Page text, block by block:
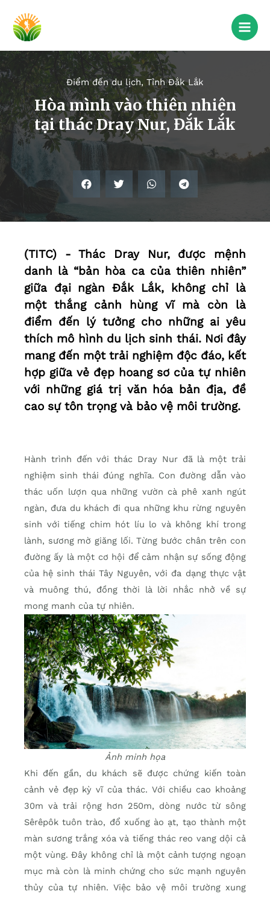
Điểm đến du lịch, Tỉnh Đắk Lắk
Hòa mình vào thiên nhiên
tại thác Dray Nur, Đắk Lắk
(TITC) - Thác Dray Nur, được mệnh
danh là “bản hòa ca của thiên nhiên”
giữa đại ngàn Đắk Lắk, không chỉ là
một thắng cảnh hùng vĩ mà còn là
điểm đến lý tưởng cho những ai yêu
thích mô hình du lịch sinh thái. Nơi đây
mang đến một trải nghiệm độc đáo, kết
hợp giữa vẻ đẹp hoang sơ của tự nhiên
với những giá trị văn hóa bản địa, đề
cao sự tôn trọng và bảo vệ môi trường.
Hành trình đến với thác Dray Nur đã là một trải
nghiệm sinh thái đúng nghĩa. Con đường dẫn vào
thác uốn lượn qua những vườn cà phê xanh ngút
ngàn, đưa du khách đi qua những khu rừng nguyên
sinh với tiếng chim hót líu lo và không khí trong
lành, sương mờ giăng lối. Từng bước chân trên con
đường ấy là một cơ hội để cảm nhận sự sống động
của hệ sinh thái Tây Nguyên, với đa dạng thực vật
và muông thú, đồng thời là lời nhắc nhở về sự
mong manh của tự nhiên.
Ảnh minh họa
Khi đến gần, du khách sẽ được chứng kiến toàn
cảnh vẻ đẹp kỳ vĩ của thác. Với chiều cao khoảng
30m và trải rộng hơn 250m, dòng nước từ sông
Sêrêpôk tuôn trào, đổ xuống ào ạt, tạo thành một
màn sương trắng xóa và tiếng thác reo vang dội cả
một vùng. Đây không chỉ là một cảnh tượng ngoạn
mục mà còn là minh chứng cho sức mạnh nguyên
thủy của tự nhiên. Việc bảo vệ môi trường xung